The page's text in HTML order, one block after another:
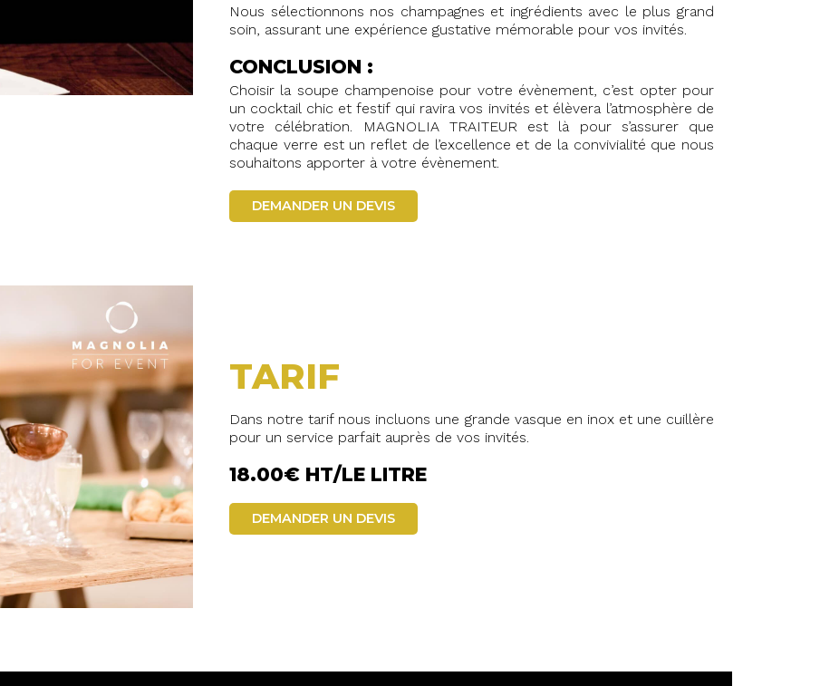
Nous sélectionnons nos champagnes et ingrédients avec le plus grand
soin, assurant une expérience gustative mémorable pour vos invités.
CONCLUSION :
Choisir la soupe champenoise pour votre évènement, c’est opter pour
un cocktail chic et festif qui ravira vos invités et élèvera l’atmosphère de
votre célébration. MAGNOLIA TRAITEUR est là pour s’assurer que
chaque verre est un reflet de l’excellence et de la convivialité que nous
souhaitons apporter à votre évènement.
DEMANDER UN DEVIS
TARIF
Dans notre tarif nous incluons une grande vasque en inox et une cuillère
pour un service parfait auprès de vos invités.
18.00€ HT/LE LITRE
DEMANDER UN DEVIS